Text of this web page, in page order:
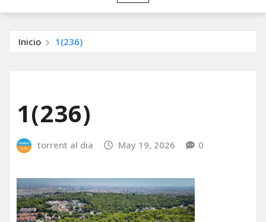
Inicio 1(236)
1(236)
torrent al dia May 19, 2026 0